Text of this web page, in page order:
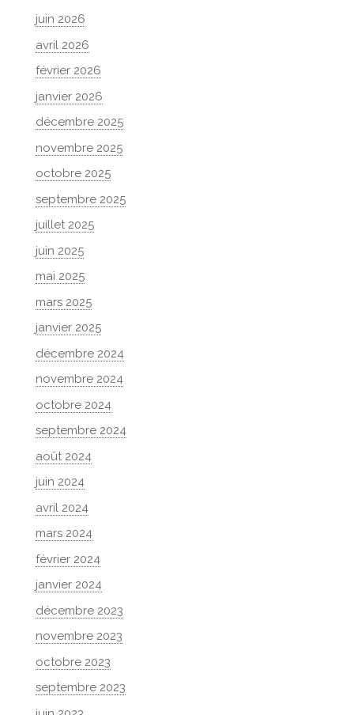
juin 2026
avril 2026
février 2026
janvier 2026
décembre 2025
novembre 2025
octobre 2025
septembre 2025
juillet 2025
juin 2025
mai 2025
mars 2025
janvier 2025
décembre 2024
novembre 2024
octobre 2024
septembre 2024
août 2024
juin 2024
avril 2024
mars 2024
février 2024
janvier 2024
décembre 2023
novembre 2023
octobre 2023
septembre 2023